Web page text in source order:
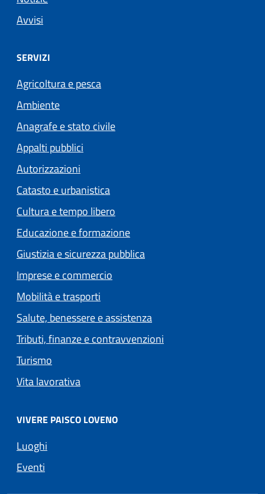
Avvisi
SERVIZI
Agricoltura e pesca
Ambiente
Anagrafe e stato civile
Appalti pubblici
Autorizzazioni
Catasto e urbanistica
Cultura e tempo libero
Educazione e formazione
Giustizia e sicurezza pubblica
Imprese e commercio
Mobilità e trasporti
Salute, benessere e assistenza
Tributi, finanze e contravvenzioni
Turismo
Vita lavorativa
VIVERE PAISCO LOVENO
Luoghi
Eventi